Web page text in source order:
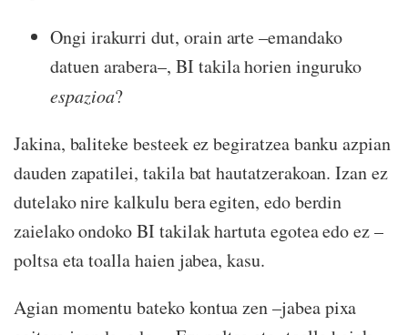
Ongi irakurri dut, orain arte –emandako
datuen arabera–, BI takila horien inguruko
espazioa?
Jakina, baliteke besteek ez begiratzea banku azpian
dauden zapatilei, takila bat hautatzerakoan. Izan ez
dutelako nire kalkulu bera egiten, edo berdin
zaielako ondoko BI takilak hartuta egotea edo ez –
poltsa eta toalla haien jabea, kasu.
Agian momentu bateko kontua zen –jabea pixa